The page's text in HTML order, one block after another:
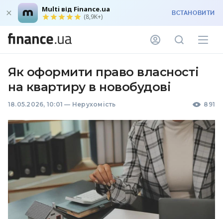
Multi від Finance.ua
(8,9K+) ВСТАНОВИТИ
Як оформити право власності
на квартиру в новобудові
18.05.2026, 10:01 — Нерухомість 891